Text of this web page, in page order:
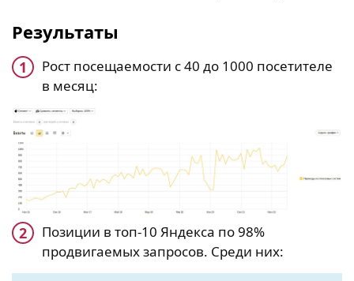
Результаты
Рост посещаемости с 40 до 1000 посетителе
в месяц:
Позиции в топ-10 Яндекса по 98%
продвигаемых запросов. Среди них: